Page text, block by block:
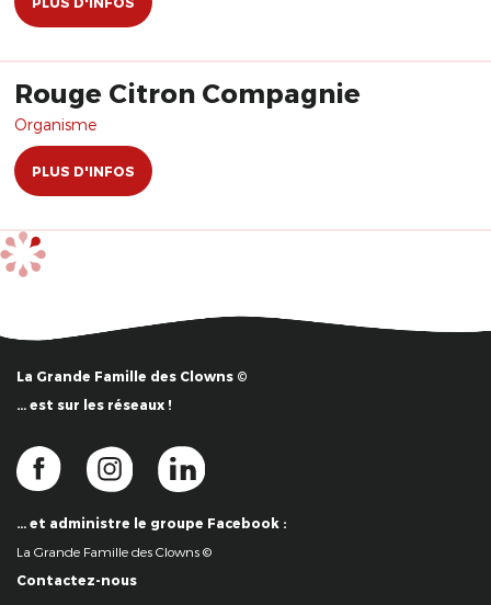
Rouge Citron Compagnie
Organisme
PLUS D'INFOS
La Grande Famille des Clowns ©
… est sur les réseaux !
… et administre le groupe Facebook :
La Grande Famille des Clowns ©
Contactez-nous